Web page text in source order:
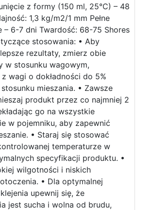
z formy (150 ml, 25°C) – 48
1,3 kg/m2/1 mm Pełne
– 6-7 dni Twardość: 68-75 Shores
stosowania: • Aby
rezultaty, zmierz obie
w stosunku wagowym,
wagi o dokładności do 5%
mieszania. • Zawsze
produkt przez co najmniej 2
go na wszystkie
w pojemniku, aby zapewnić
• Staraj się stosować
temperaturze w
specyfikacji produktu. •
wilgotności i niskich
• Dla optymalnej
upewnij się, że
jest sucha i wolna od brudu,